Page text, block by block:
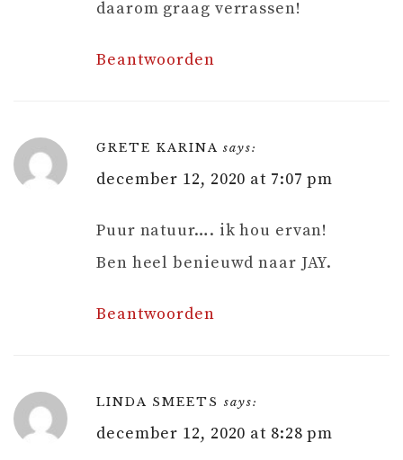
daarom graag verrassen!
Beantwoorden
GRETE KARINA says:
december 12, 2020 at 7:07 pm
Puur natuur…. ik hou ervan!
Ben heel benieuwd naar JAY.
Beantwoorden
LINDA SMEETS says:
december 12, 2020 at 8:28 pm